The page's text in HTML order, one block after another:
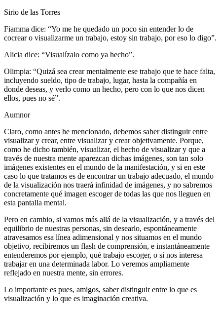
Sirio de las Torres
Fiamma dice: “Yo me he quedado un poco sin entender lo de
cocrear o visualizarme un trabajo, estoy sin trabajo, por eso lo digo”.
Alicia dice: “Visualízalo como ya hecho”.
Olimpia: “Quizá sea crear mentalmente ese trabajo que te hace falta,
incluyendo sueldo, tipo de trabajo, lugar, hasta la compañía en
donde deseas, y verlo como un hecho, pero con lo que nos dicen
ellos, pues no sé”.
Aumnor
Claro, como antes he mencionado, debemos saber distinguir entre
visualizar y crear, entre visualizar y crear objetivamente. Porque,
como he dicho también, visualizar, el hecho de visualizar y que a
través de nuestra mente aparezcan dichas imágenes, son tan solo
imágenes existentes en el mundo de la manifestación, y si en este
caso lo que tratamos es de encontrar un trabajo adecuado, el mundo
de la visualización nos traerá infinidad de imágenes, y no sabremos
concretamente qué imagen escoger de todas las que nos lleguen en
esta pantalla mental.
Pero en cambio, si vamos más allá de la visualización, y a través del
equilibrio de nuestras personas, sin desearlo, espontáneamente
atravesamos esa línea adimensional y nos situamos en el mundo
objetivo, recibiremos un flash de comprensión, e instantáneamente
entenderemos por ejemplo, qué trabajo escoger, o si nos interesa
trabajar en una determinada labor. Lo veremos ampliamente
reflejado en nuestra mente, sin errores.
Lo importante es pues, amigos, saber distinguir entre lo que es
visualización y lo que es imaginación creativa.